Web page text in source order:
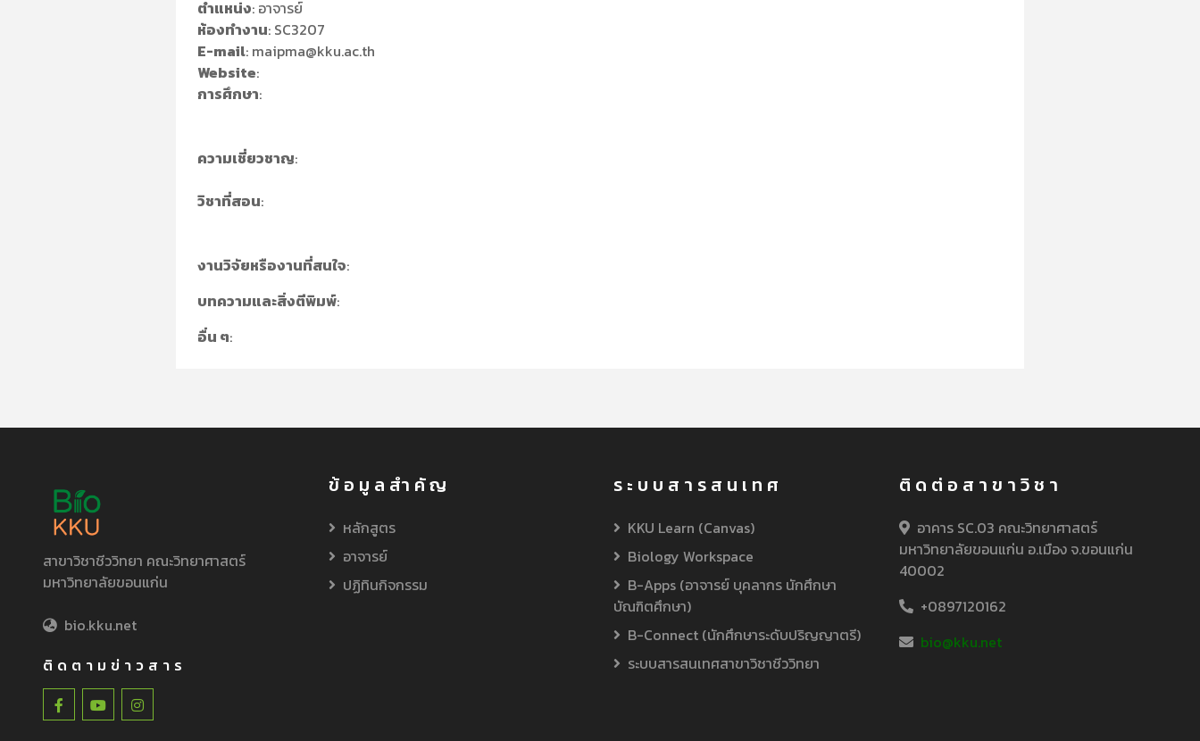
ตำแหน่ง: อาจารย์
ห้องทำงาน: SC3207
E-mail: maipma@kku.ac.th
Website:
การศึกษา:
ความเชี่ยวชาญ:
วิชาที่สอน:
งานวิจัยหรืองานที่สนใจ:
บทความและสิ่งตีพิมพ์:
อื่น ๆ:
สาขาวิชาชีววิทยา คณะวิทยาศาสตร์
มหาวิทยาลัยขอนแก่น
bio.kku.net
ติดตามข่าวสาร
ข้อมูลสำคัญ
หลักสูตร
อาจารย์
ปฏิทินกิจกรรม
ระบบสารสนเทศ
KKU Learn (Canvas)
Biology Workspace
B-Apps (อาจารย์ บุคลากร นักศึกษา
บัณฑิตศึกษา)
B-Connect (นักศึกษาระดับปริญญาตรี)
ระบบสารสนเทศสาขาวิชาชีววิทยา
ติดต่อสาขาวิชา
อาคาร SC.03 คณะวิทยาศาสตร์
มหาวิทยาลัยขอนแก่น อ.เมือง จ.ขอนแก่น
40002
+0897120162
bio@kku.net